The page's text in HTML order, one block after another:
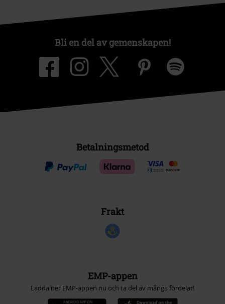
Bli en del av gemenskapen!
Betalningsmetod
Frakt
EMP-appen
Ladda ner EMP-appen nu och ta del av många fördelar!